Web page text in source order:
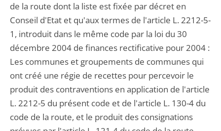
de la route dont la liste est fixée par décret en
Conseil d'Etat et qu'aux termes de l'article L. 2212-5-
1, introduit dans le même code par la loi du 30
décembre 2004 de finances rectificative pour 2004 :
Les communes et groupements de communes qui
ont créé une régie de recettes pour percevoir le
produit des contraventions en application de l'article
L. 2212-5 du présent code et de l'article L. 130-4 du
code de la route, et le produit des consignations